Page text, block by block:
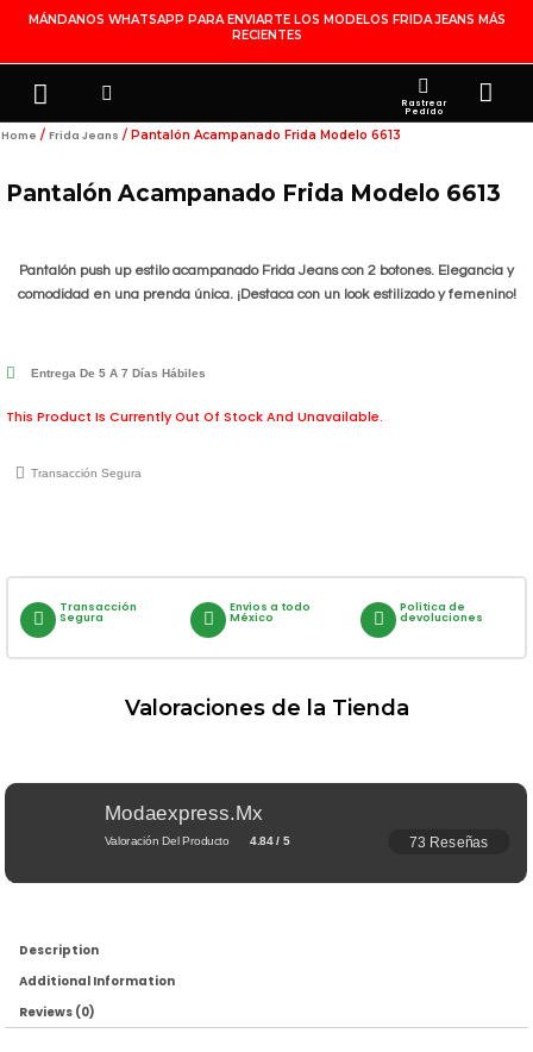
Contenido
MÁNDANOS WHATSAPP PARA ENVIARTE LOS MODELOS FRIDA JEANS MÁS
RECIENTES
MenuSearch Rastrear
Pedido
Home / Frida Jeans / Pantalón Acampanado Frida Modelo 6613
Pantalón Acampanado Frida Modelo 6613
Pantalón push up estilo acampanado Frida Jeans con 2 botones. Elegancia y
comodidad en una prenda única. ¡Destaca con un look estilizado y femenino!
Entrega De 5 A 7 Días Hábiles
This Product Is Currently Out Of Stock And Unavailable.
Transacción Segura
Transacción
Segura
Envíos a todo
México
Política de
devoluciones
Description
Additional Information
Reviews (0)
Valoraciones de la Tienda
Modaexpress.mx
Valoración Del Producto 4.84 / 5 73 Reseñas